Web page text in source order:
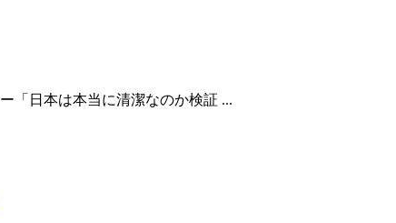
「日本は本当に清潔なのか検証 ...